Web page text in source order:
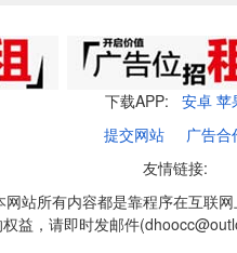
下载APP: 安卓 苹
提交网站
广告合
友情链接:
站所有内容都是靠程序在互联网
益，请即时发邮件